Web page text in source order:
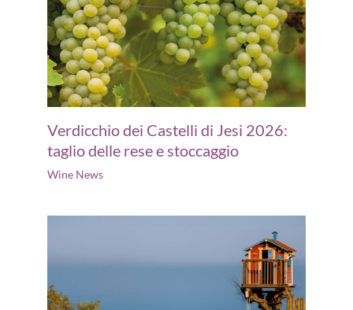
Verdicchio dei Castelli di Jesi 2026:
taglio delle rese e stoccaggio
Wine News